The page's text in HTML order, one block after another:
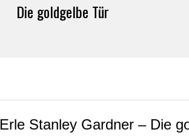
Die goldgelbe Tür
Erle Stanley Gardner – Die